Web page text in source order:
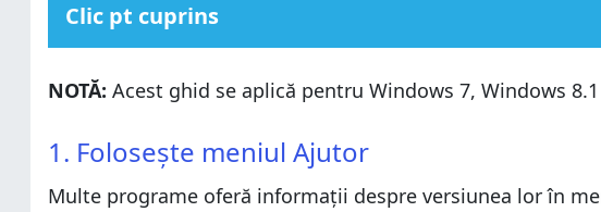
Clic pt cuprins
2. Găsește meniul ascuns de Ajutor
4. Găsești informații despre versiunea aplicației folosind
5. Află versiunea aplicației folosind fișierul său executabil principal
NOTĂ: Acest ghid se aplică pentru Windows 7, Windows
2. Găsește meniul ascuns de Ajutor
3. Află versiunea aplicației folosind interfața de tip panglică
1. Folosește meniul Ajutor
Multe programe oferă informații despre versiunea lor în